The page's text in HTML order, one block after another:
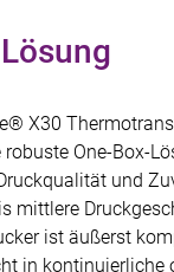
X30
robuste One-Box-
und
mittlere
ist äußerst
in kontinuierliche